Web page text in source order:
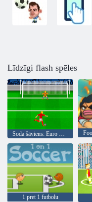
Līdzīgi flash spēles
Soda šāviens: Euro Cup 2016
1 pret 1 futbolu